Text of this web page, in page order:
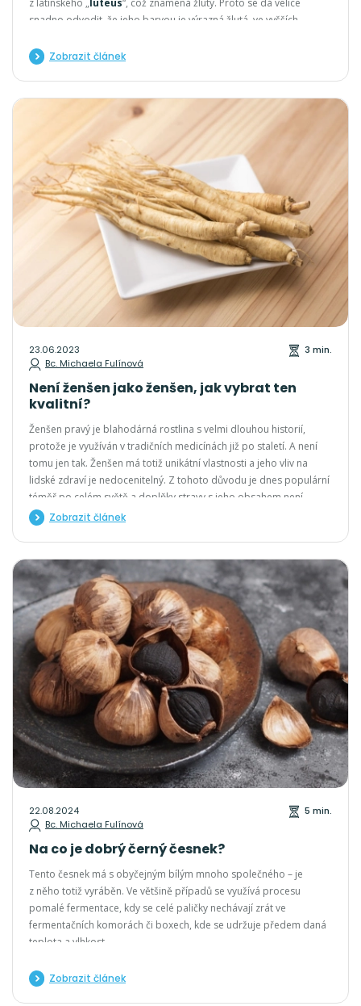
snadno odvodit, že jeho barvou je výrazná žlutá, ve vyšších
Zobrazit článek
23.06.2023
Bc. Michaela Fulínová
3 min.
Není ženšen jako ženšen, jak vybrat ten
kvalitní?
Ženšen pravý je blahodárná rostlina s velmi dlouhou historií,
protože je využíván v tradičních medicínách již po staletí. A není
tomu jen tak. Ženšen má totiž unikátní vlastnosti a jeho vliv na
lidské zdraví je nedocenitelný. Z tohoto důvodu je dnes populární
téměř po celém světě a doplňky stravy s jeho obsahem není
obtížné sehnat.
Zobrazit článek
22.08.2024
Bc. Michaela Fulínová
5 min.
Na co je dobrý černý česnek?
Tento česnek má s obyčejným bílým mnoho společného – je
z něho totiž vyráběn. Ve většině případů se využívá procesu
pomalé fermentace, kdy se celé paličky nechávají zrát ve
fermentačních komorách či boxech, kde se udržuje předem daná
teplota a vlhkost.
Zobrazit článek